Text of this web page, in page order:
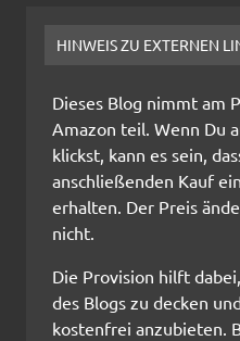
HINWEIS ZU EXTERNEN
Dieses Blog nimmt am
Amazon teil. Wenn Du
klickst, kann es sein,
anschließenden Kauf
erhalten. Der Preis
nicht.
Die Provision hilft
des Blogs zu decken
kostenfrei anzubieten.